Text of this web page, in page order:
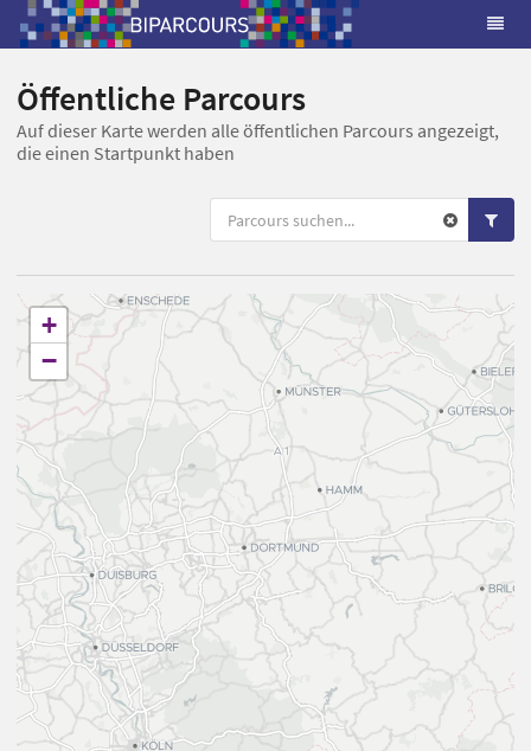
Öffentliche Parcours
Auf dieser Karte werden alle öffentlichen Parcours angezeigt,
die einen Startpunkt haben
+
−